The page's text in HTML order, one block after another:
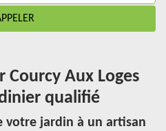
Courcy Aux Loges
qualifié
votre jardin à un artisan